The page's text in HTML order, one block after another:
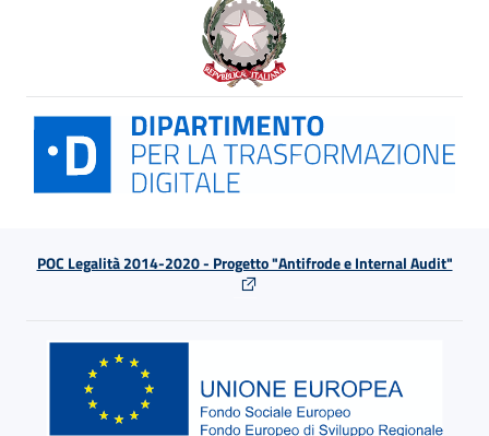
POC Legalità 2014-2020 - Progetto "Antifrode e Internal Audit"